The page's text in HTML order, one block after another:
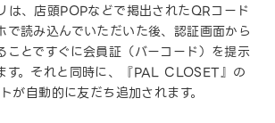
は、店頭POPなどで掲出されたQRコード
で読み込んでいただいた後、認証画面から
ことですぐに会員証（バーコード）を提示
す。それと同時に、『PAL CLOSET』の
が自動的に友だち追加されます。